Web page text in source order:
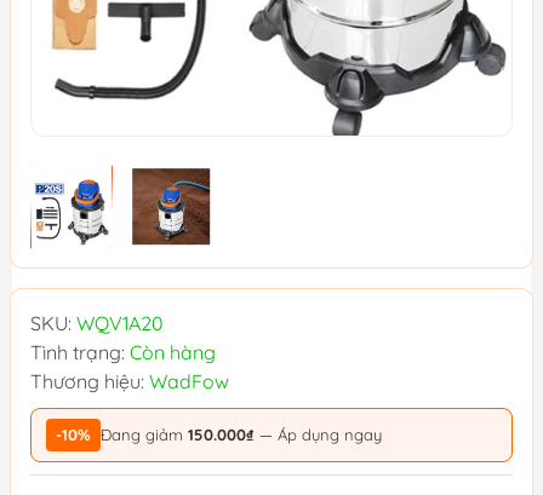
SKU: WQV1A20
Tình trạng: Còn hàng
Thương hiệu: WadFow
-10% Đang giảm 150.000₫ — Áp dụng ngay